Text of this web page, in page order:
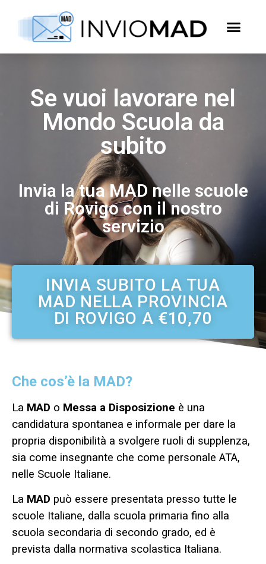
Se vuoi lavorare nel
Mondo Scuola da
subito
Invia la tua MAD nelle scuole
di Rovigo con il nostro
servizio
INVIA SUBITO LA TUA
MAD NELLA PROVINCIA
DI ROVIGO A €10,70
Che cos’è la MAD?
La MAD o Messa a Disposizione è una
candidatura spontanea e informale per dare la
propria disponibilità a svolgere ruoli di supplenza,
sia come insegnante che come personale ATA,
nelle Scuole Italiane.
La MAD può essere presentata presso tutte le
scuole Italiane, dalla scuola primaria fino alla
scuola secondaria di secondo grado, ed è
prevista dalla normativa scolastica Italiana.